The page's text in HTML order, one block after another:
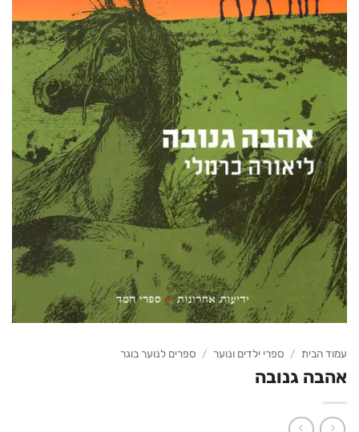
עמוד הבית / ספרי ילדים ונוער / ספרים לנוער בוגר
אהבה גנובה